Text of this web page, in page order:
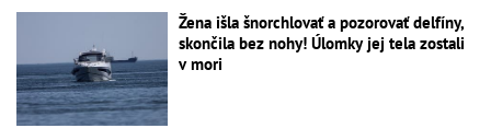
Žena išla šnorchlovať a pozorovať delfíny,
skončila bez nohy! Úlomky jej tela zostali
v mori